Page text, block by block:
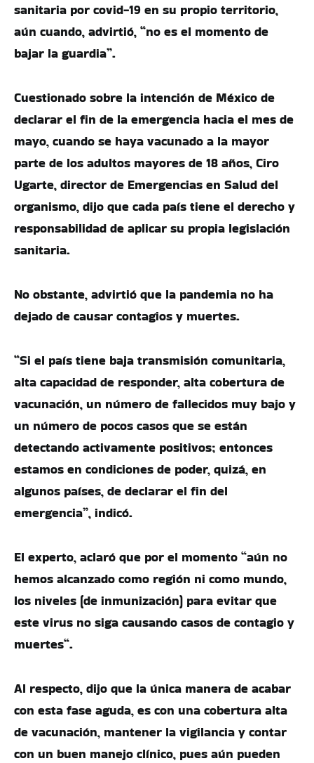
sanitaria por covid-19 en su propio territorio,
aún cuando, advirtió, “no es el momento de
bajar la guardia”.
Cuestionado sobre la intención de México de
declarar el fin de la emergencia hacia el mes de
mayo, cuando se haya vacunado a la mayor
parte de los adultos mayores de 18 años, Ciro
Ugarte, director de Emergencias en Salud del
organismo, dijo que cada país tiene el derecho y
responsabilidad de aplicar su propia legislación
sanitaria.
No obstante, advirtió que la pandemia no ha
dejado de causar contagios y muertes.
“Si el país tiene baja transmisión comunitaria,
alta capacidad de responder, alta cobertura de
vacunación, un número de fallecidos muy bajo y
un número de pocos casos que se están
detectando activamente positivos; entonces
estamos en condiciones de poder, quizá, en
algunos países, de declarar el fin del
emergencia”, indicó.
El experto, aclaró que por el momento “aún no
hemos alcanzado como región ni como mundo,
los niveles (de inmunización) para evitar que
este virus no siga causando casos de contagio y
muertes“.
Al respecto, dijo que la única manera de acabar
con esta fase aguda, es con una cobertura alta
de vacunación, mantener la vigilancia y contar
con un buen manejo clínico, pues aún pueden